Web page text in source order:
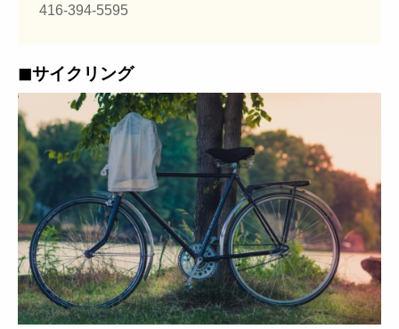
416-394-5595
◼︎サイクリング